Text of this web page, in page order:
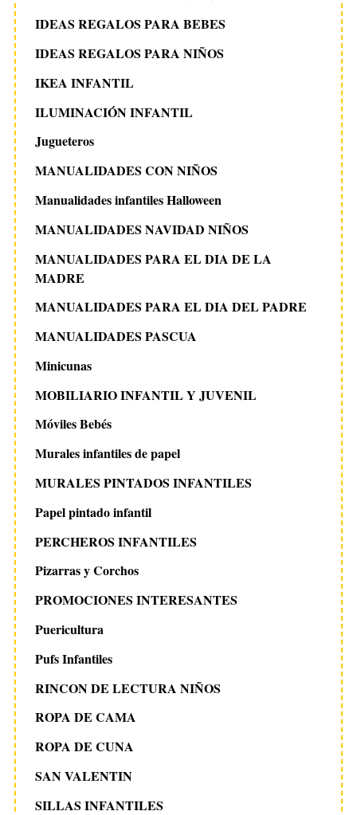
IDEAS REGALOS PARA BEBES
IDEAS REGALOS PARA NIÑOS
IKEA INFANTIL
ILUMINACIÓN INFANTIL
Jugueteros
MANUALIDADES CON NIÑOS
Manualidades infantiles Halloween
MANUALIDADES NAVIDAD NIÑOS
MANUALIDADES PARA EL DIA DE LA
MADRE
MANUALIDADES PARA EL DIA DEL PADRE
MANUALIDADES PASCUA
Minicunas
MOBILIARIO INFANTIL Y JUVENIL
Móviles Bebés
Murales infantiles de papel
MURALES PINTADOS INFANTILES
Papel pintado infantil
PERCHEROS INFANTILES
Pizarras y Corchos
PROMOCIONES INTERESANTES
Puericultura
Pufs Infantiles
RINCON DE LECTURA NIÑOS
ROPA DE CAMA
ROPA DE CUNA
SAN VALENTIN
SILLAS INFANTILES